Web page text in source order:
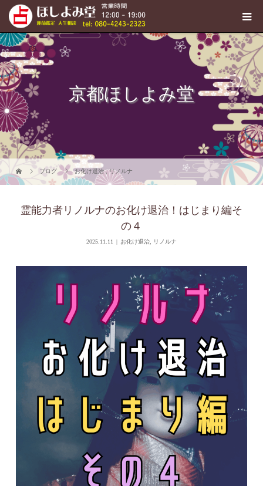
京都ほしよみ堂
ブログ お化け退治 ,リノルナ
霊能力者リノルナのお化け退治！はじまり編そ
の４
2025.11.11 お化け退治, リノルナ